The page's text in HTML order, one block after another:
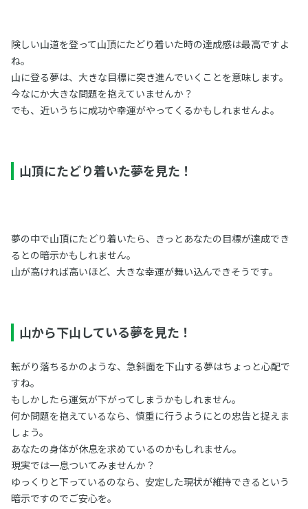
険しい山道を登って山頂にたどり着いた時の達成感は最高ですよ
ね。
山に登る夢は、大きな目標に突き進んでいくことを意味します。
今なにか大きな問題を抱えていませんか？
でも、近いうちに成功や幸運がやってくるかもしれませんよ。
山頂にたどり着いた夢を見た！
夢の中で山頂にたどり着いたら、きっとあなたの目標が達成でき
るとの暗示かもしれません。
山が高ければ高いほど、大きな幸運が舞い込んできそうです。
山から下山している夢を見た！
転がり落ちるかのような、急斜面を下山する夢はちょっと心配で
すね。
もしかしたら運気が下がってしまうかもしれません。
何か問題を抱えているなら、慎重に行うようにとの忠告と捉えま
しょう。
あなたの身体が休息を求めているのかもしれません。
現実では一息ついてみませんか？
ゆっくりと下っているのなら、安定した現状が維持できるという
暗示ですのでご安心を。